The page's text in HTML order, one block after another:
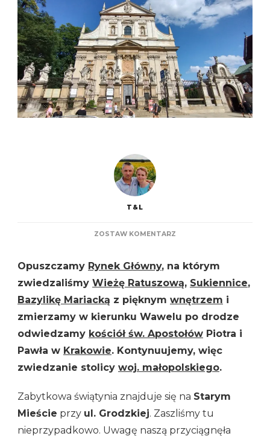
T&L
ZOSTAW KOMENTARZ
APOSTOŁÓW
I
PAWŁA
KRAKOWIE
Opuszczamy Rynek Główny, na którym
zwiedzaliśmy Wieżę Ratuszową, Sukiennice,
Bazylikę Mariacką z pięknym wnętrzem i
zmierzamy w kierunku Wawelu po drodze
odwiedzamy kościół św. Apostołów Piotra i
Pawła w Krakowie. Kontynuujemy, więc
zwiedzanie stolicy woj. małopolskiego.
Zabytkowa świątynia znajduje się na Starym
Mieście przy ul. Grodzkiej. Zaszliśmy tu
nieprzypadkowo. Uwagę naszą przyciągnęła